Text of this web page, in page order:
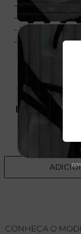
- Painél Frontal
- Estruturado
- Importado
- Licença Oficial
PRODUTO
SITE,
CONHEÇA O